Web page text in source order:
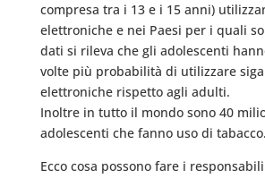
compresa tra i 13 e i 15 anni)
elettroniche e nei Paesi per i quali
dati si rileva che gli adolescenti
volte più probabilità di utilizzare
elettroniche rispetto agli adulti.
Inoltre in tutto il mondo sono 40
adolescenti che fanno uso di tabacco.
Ecco cosa possono fare i